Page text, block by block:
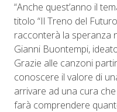
“Anche quest’anno il
titolo “Il Treno del
racconterà la speranza
Gianni Buontempi,
Grazie alle canzoni
conoscere il valore di
arrivare ad una cura
farà comprendere